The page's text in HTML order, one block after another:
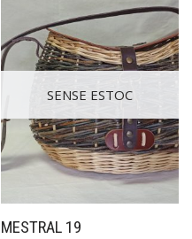
SENSE ESTOC
MESTRAL 19